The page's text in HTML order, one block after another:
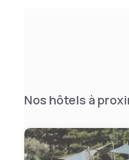
Nos hôtels à